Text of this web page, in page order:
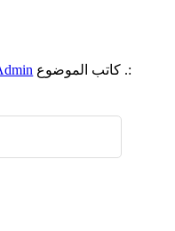
:. كاتب الموضوع